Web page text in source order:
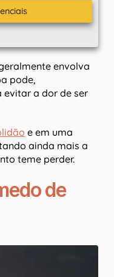
envolva
pode,
evitar a dor de ser
e em uma
ainda mais a
teme perder.
de